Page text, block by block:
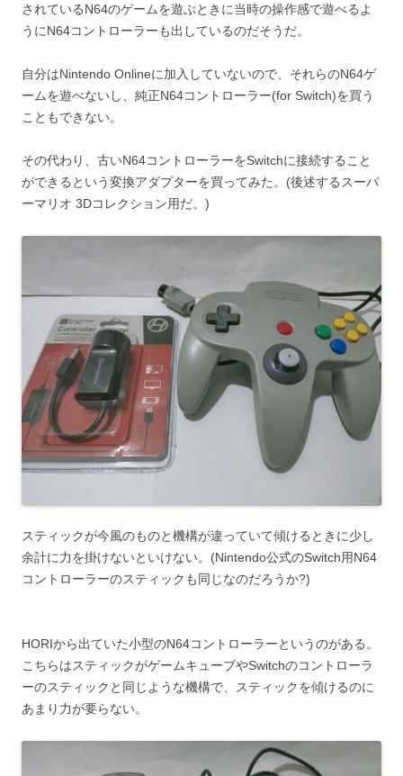
されているN64のゲームを遊ぶときに当時の操作感で遊べるよ
うにN64コントローラーも出しているのだそうだ。
自分はNintendo Onlineに加入していないので、それらのN64ゲ
ームを遊べないし、純正N64コントローラー(for Switch)を買う
こともできない。
その代わり、古いN64コントローラーをSwitchに接続すること
ができるという変換アダプターを買ってみた。(後述するスーパ
ーマリオ 3Dコレクション用だ。)
スティックが今風のものと機構が違っていて傾けるときに少し
余計に力を掛けないといけない。(Nintendo公式のSwitch用N64
コントローラーのスティックも同じなのだろうか?)
HORIから出ていた小型のN64コントローラーというのがある。
こちらはスティックがゲームキューブやSwitchのコントローラ
ーのスティックと同じような機構で、スティックを傾けるのに
あまり力が要らない。